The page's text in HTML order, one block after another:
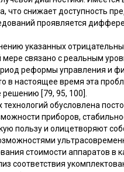
что снижает доступность
проявляется
указанных
связано с реальным
реформы управления и
в настоящее время эта
[79, 95, 100].
технологий обусловлена
приборов,
пользу и олицетворяют
стоимости аппаратов в
соответствия